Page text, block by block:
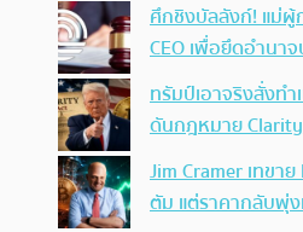
ศึกชิงบัลลังก์! แม่ผู้
CEO เพื่อยึดอำนา
ทรัมป์เอาจริง สั่งท
ดันกฎหมาย
Jim Cramer เทขา
ตัม แต่ราคากลับพุ่